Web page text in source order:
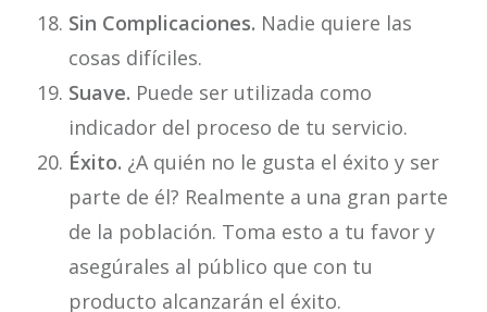
Sin Complicaciones. Nadie quiere las
cosas difíciles.
Suave. Puede ser utilizada como
indicador del proceso de tu servicio.
Éxito. ¿A quién no le gusta el éxito y ser
parte de él? Realmente a una gran parte
de la población. Toma esto a tu favor y
asegúrales al público que con tu
producto alcanzarán el éxito.